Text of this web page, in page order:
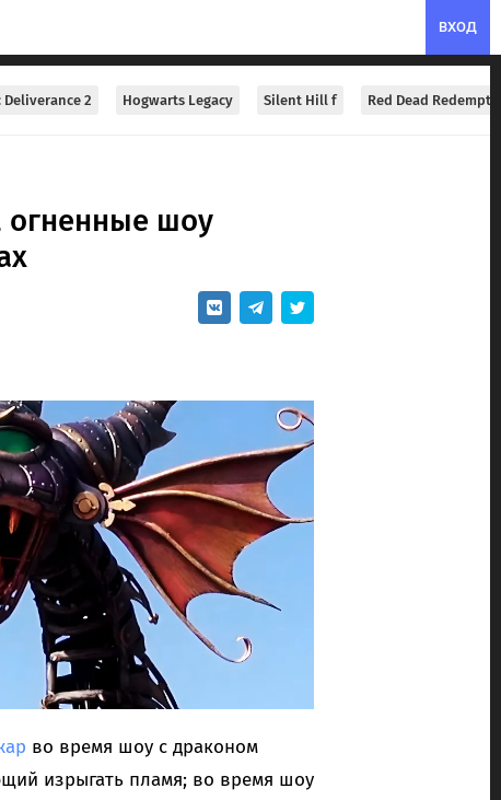
ВХОД
Deliverance 2 Hogwarts Legacy Silent Hill f Red Dead
огненные шоу
во время шоу с драконом
изрыгать пламя; во время шоу